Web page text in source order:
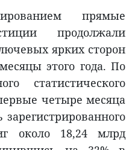
прямые
продолжали
ярких сторон
этого года. По
статистического
четыре месяца
около 18,24 млрд